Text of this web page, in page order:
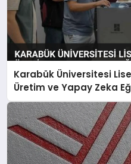
Karabük Üniversitesi
Üretim ve Yapay Zeka